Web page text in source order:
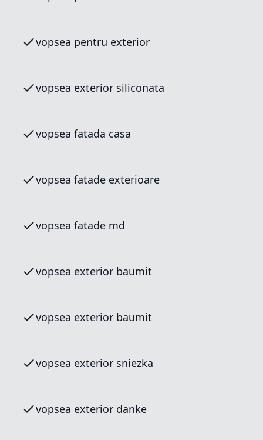
vopsea pentru exterior
vopsea exterior siliconata
vopsea fatada casa
vopsea fatade exterioare
vopsea fatade md
vopsea exterior baumit
vopsea exterior baumit
vopsea exterior sniezka
vopsea exterior danke